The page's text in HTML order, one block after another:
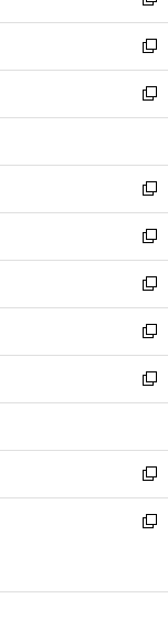
開
く
ウ
で
開
く
ン
ド
ウ
で
開
ウ
ィ
ン
ド
ウ
開
く
し
い
ウ
ィ
ン
ウ
で
開
く
新
し
い
ウ
ン
ド
ウ
で
開
く
新
し
ウ
ィ
ン
ド
ウ
で
開
く
新
し
い
ウ
ィ
ン
ド
ウ
で
開
新
し
い
ウ
ィ
ン
ド
ウ
開
く
新
し
い
ウ
ィ
ン
ウ
で
開
く
新
し
い
ウ
ン
ド
ウ
で
新
し
ウ
ィ
ン
ド
開
新
し
い
ン
新
ウ